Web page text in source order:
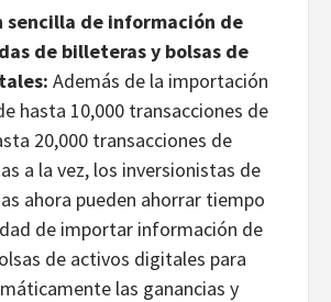
sencilla de información de
de billeteras y bolsas de
Además de la importación
hasta 10,000 transacciones de
20,000 transacciones de
a la vez, los inversionistas de
ahora pueden ahorrar tiempo
de importar información de
de activos digitales para
las ganancias y